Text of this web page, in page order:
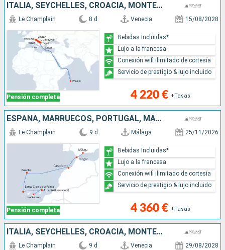
ITALIA, SEYCHELLES, CROACIA, MONTENEGRO
Pensión completa
Le Champlain 8 d Venecia 15/08/2028
4 220 € +Tasas
Bebidas Incluidas*
Lujo a la francesa
Conexión wifi ilimitado de cortesía
Servicio de prestigio & lujo incluido
ESPAÑA, MARRUECOS, PORTUGAL, MALLORCA, LANZAROTE
Pensión completa
Le Champlain 9 d Málaga 25/11/2026
4 360 € +Tasas
Bebidas Incluidas*
Lujo a la francesa
Conexión wifi ilimitado de cortesía
Servicio de prestigio & lujo incluido
ITALIA, SEYCHELLES, CROACIA, MONTENEGRO, GRECIA
Le Champlain 9 d Venecia 29/08/2028